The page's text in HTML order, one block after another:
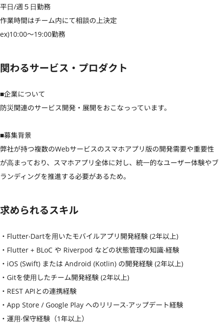
平⽇/週５⽇勤務
作業時間はチーム内にて相談の上決定
ex)10:00〜19:00勤務
関わるサービス・プロダクト
■企業について
防災関連のサービス開発・展開をおこなっっています。
■募集背景
弊社が持つ複数のWebサービスのスマホアプリ版の開発需要や重要性
が⾼まっており、スマホアプリ全体に対し、統⼀的なユーザー体験やブ
ランディングを推進する必要があるため。
求められるスキル
・Flutter‧Dartを⽤いたモバイルアプリ開発経験 (2年以上)
・Flutter + BLoC や Riverpod などの状態管理の知識‧経験
・iOS (Swift) または Android (Kotlin) の開発経験 (2年以上)
・Gitを使⽤したチーム開発経験 (2年以上)
・REST APIとの連携経験
・App Store / Google Play へのリリース‧アップデート経験
・運⽤‧保守経験（1年以上）